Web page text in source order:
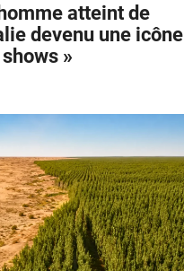
atteint de
devenu une icône
»